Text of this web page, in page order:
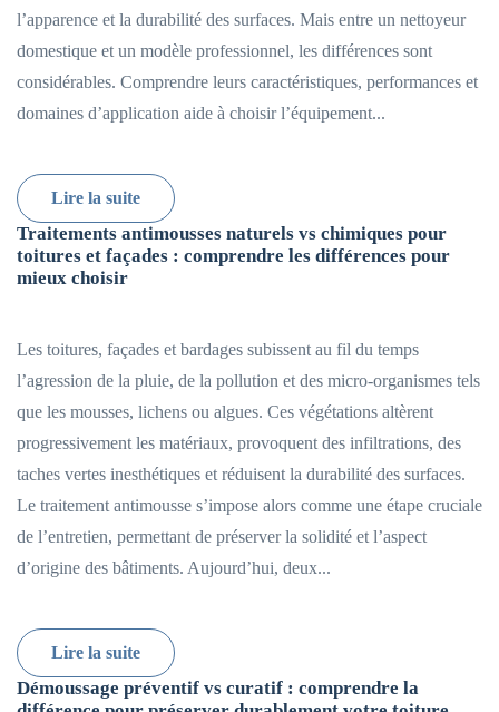
l’apparence et la durabilité des surfaces. Mais entre un nettoyeur
domestique et un modèle professionnel, les différences sont
considérables. Comprendre leurs caractéristiques, performances et
domaines d’application aide à choisir l’équipement...
Lire la suite
Traitements antimousses naturels vs chimiques pour
toitures et façades : comprendre les différences pour
mieux choisir
Les toitures, façades et bardages subissent au fil du temps
l’agression de la pluie, de la pollution et des micro-organismes tels
que les mousses, lichens ou algues. Ces végétations altèrent
progressivement les matériaux, provoquent des infiltrations, des
taches vertes inesthétiques et réduisent la durabilité des surfaces.
Le traitement antimousse s’impose alors comme une étape cruciale
de l’entretien, permettant de préserver la solidité et l’aspect
d’origine des bâtiments. Aujourd’hui, deux...
Lire la suite
Démoussage préventif vs curatif : comprendre la